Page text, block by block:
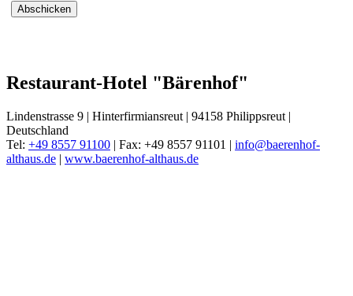
Restaurant-Hotel "Bärenhof"
Lindenstrasse 9 | Hinterfirmiansreut | 94158 Philippsreut |
Deutschland
Tel: +49 8557 91100 | Fax: +49 8557 91101 | info@baerenhof-
althaus.de | www.baerenhof-althaus.de